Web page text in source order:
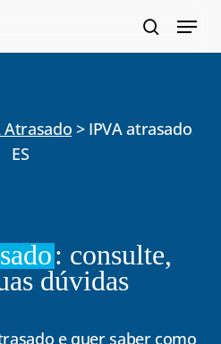
Menu
Atrasado > IPVA atrasado
ES
: consulte,
dúvidas
e quer saber como